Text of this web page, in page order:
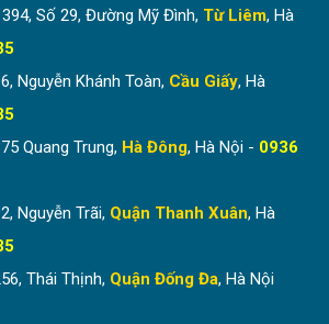
Số 29, Đường Mỹ Đình, Từ Liêm, Hà
Nguyễn Khánh Toàn, Cầu Giấy, Hà
Quang Trung, Hà Đông, Hà Nội - 0936
Nguyễn Trãi, Quận Thanh Xuân, Hà
Thái Thịnh, Quận Đống Đa, Hà Nội